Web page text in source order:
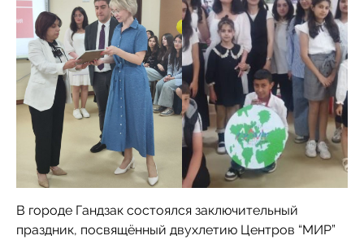
В городе Гандзак состоялся заключительный
праздник, посвящённый двухлетию Центров “МИР”